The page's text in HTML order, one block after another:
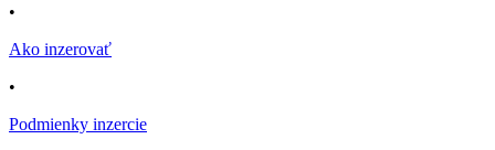
•
Ako inzerovať
•
Podmienky inzercie